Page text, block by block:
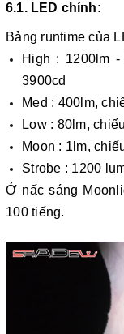
6.1. LED chính:
Bảng runtime của
High : 1200lm
3900cd
Med : 400lm,
Low : 80lm,
Moon : 1lm,
Strobe : 1200
Ở nấc sáng
100 tiếng.